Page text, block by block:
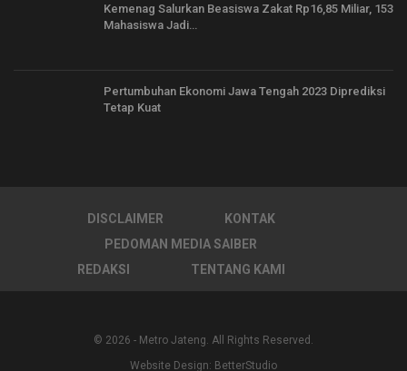
Kemenag Salurkan Beasiswa Zakat Rp16,85 Miliar, 153
Mahasiswa Jadi…
Pertumbuhan Ekonomi Jawa Tengah 2023 Diprediksi
Tetap Kuat
DISCLAIMER
KONTAK
PEDOMAN MEDIA SAIBER
REDAKSI
TENTANG KAMI
© 2026 - Metro Jateng. All Rights Reserved.
Website Design: BetterStudio